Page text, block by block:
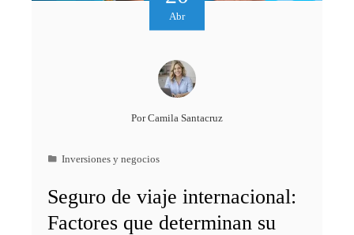
Abr
PorCamila Santacruz
Inversiones y negocios
Seguro de viaje internacional:
Factores que determinan su